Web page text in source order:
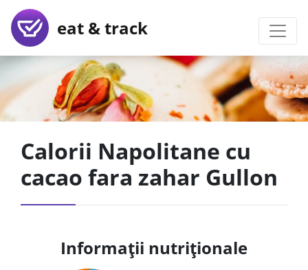
eat & track
Calorii Napolitane cu
cacao fara zahar Gullon
Informații nutriționale